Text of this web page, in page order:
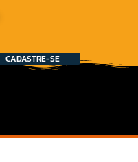
CADASTRE-SE